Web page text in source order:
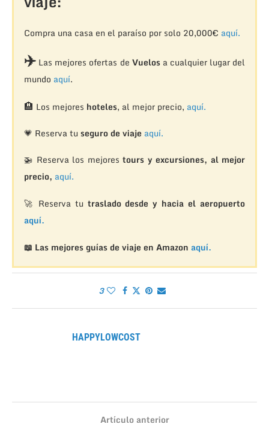
Compra una casa en el paraíso por solo 20,000€ aquí.
✈️Las mejores ofertas de Vuelosa cualquier lugar del
mundo aquí.
🏨 Los mejores hoteles, al mejor precio, aquí.
💗 Reserva tu seguro de viaje aquí.
🚁 Reserva los mejorestours y excursiones, al mejor
precio, aquí.
🚀 Reserva tu traslado desde y hacia el aeropuerto
aquí.
📖 Las mejores guías de viaje en Amazon aquí.
3
HAPPYLOWCOST
Artículo anterior